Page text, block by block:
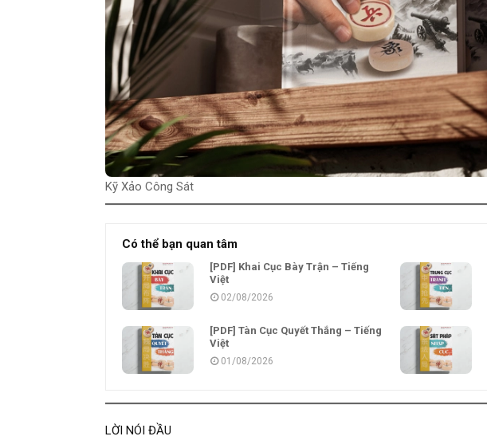
Kỹ Xảo Công Sát
Có thể bạn quan tâm
[PDF] Khai Cục Bày Trận – Tiếng
Việt
02/08/2026
[PDF] Tàn Cục Quyết Thắng – Tiếng
Việt
01/08/2026
LỜI NÓI ĐẦU